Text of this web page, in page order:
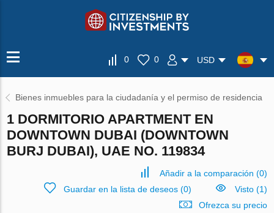
0 0 USD
Bienes inmuebles para la ciudadanía y el permiso de residencia
1 DORMITORIO APARTMENT EN
DOWNTOWN DUBAI (DOWNTOWN
BURJ DUBAI), UAE NO. 119834
Añadir a la comparación (0)
Guardar en la lista de deseos(0)
Visto (1)
Ofrezca su precio